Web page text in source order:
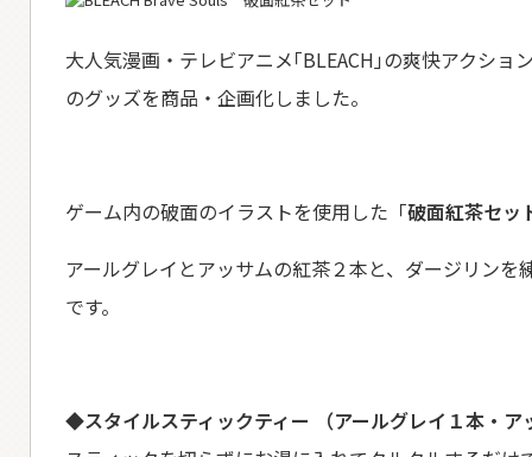
大人気漫画・テレビアニメ｢BLEACH｣の爽快アクショ
のグッズを商品・企画化しました。
ゲーム内の破面のイラストを使用した「破面紅茶セッ
アールグレイとアッサムの紅茶２本と、ダージリン
です。
◆スタイルスティックティー
（アールグレイ１本・